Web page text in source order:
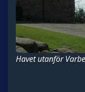
Havet utanför